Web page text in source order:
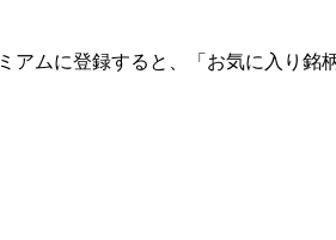
アムに登録すると、「お気に入り銘